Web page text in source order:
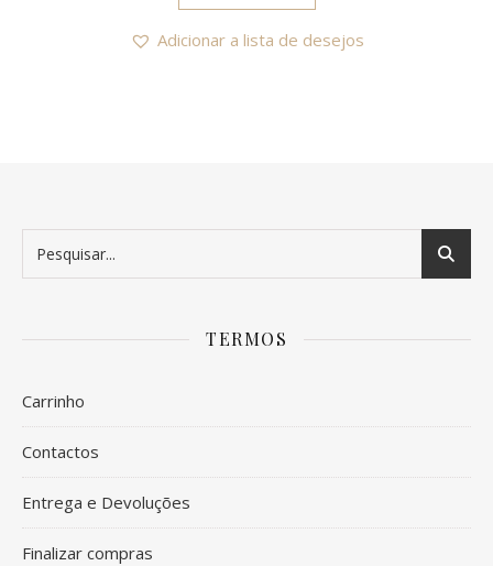
Adicionar a lista de desejos
TERMOS
Carrinho
Contactos
Entrega e Devoluções
Finalizar compras